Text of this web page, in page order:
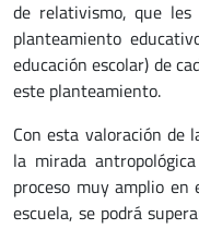
de relativismo, que
planteamiento
educación escolar) de
este planteamiento.
Con esta valoración de
la mirada
proceso muy amplio
escuela, se podrá